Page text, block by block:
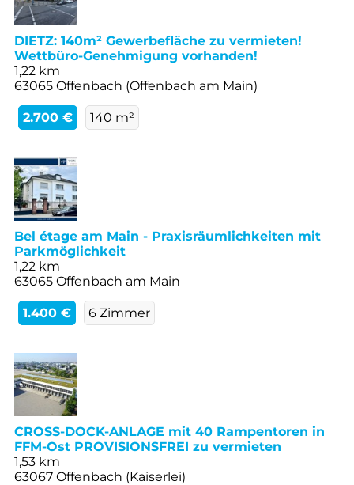
DIETZ: 140m² Gewerbefläche zu vermieten!
Wettbüro-Genehmigung vorhanden!
1,22 km
63065 Offenbach (Offenbach am Main)
2.700 € 140 m²
Bel étage am Main - Praxisräumlichkeiten mit
Parkmöglichkeit
1,22 km
63065 Offenbach am Main
1.400 € 6 Zimmer
CROSS-DOCK-ANLAGE mit 40 Rampentoren in
FFM-Ost PROVISIONSFREI zu vermieten
1,53 km
63067 Offenbach (Kaiserlei)